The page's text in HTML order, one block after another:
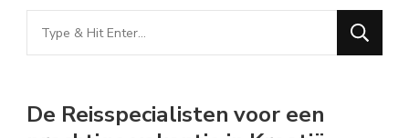
Looking
for
De Reisspecialisten voor een